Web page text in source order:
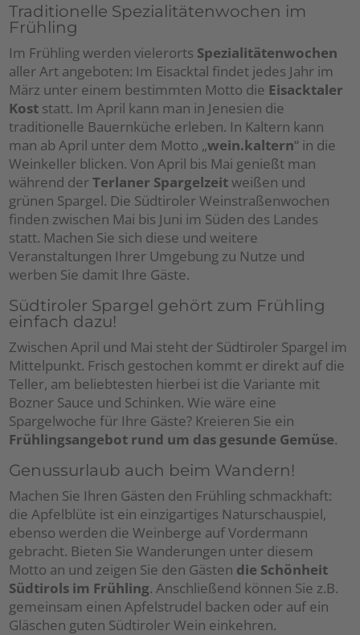
Traditionelle Spezialitätenwochen im
Frühling
Im Frühling werden vielerorts Spezialitätenwochen
aller Art angeboten: Im Eisacktal findet jedes Jahr im
März unter einem bestimmten Motto die Eisacktaler
Kost statt. Im April kann man in Jenesien die
traditionelle Bauernküche erleben. In Kaltern kann
man ab April unter dem Motto „wein.kaltern“ in die
Weinkeller blicken. Von April bis Mai genießt man
während derTerlaner Spargelzeitweißen und
grünen Spargel. Die Südtiroler Weinstraßenwochen
finden zwischen Mai bis Juni im Süden des Landes
statt. Machen Sie sich diese und weitere
Veranstaltungen Ihrer Umgebung zu Nutze und
werben Sie damit Ihre Gäste.
Südtiroler Spargel gehört zum Frühling
einfach dazu!
Zwischen April und Mai steht der Südtiroler Spargel im
Mittelpunkt. Frisch gestochen kommt er direkt auf die
Teller, am beliebtesten hierbei ist die Variante mit
Bozner Sauce und Schinken. Wie wäre eine
Spargelwoche für Ihre Gäste? Kreieren Sie ein
Frühlingsangebot rund um das gesunde Gemüse.
Genussurlaub auch beim Wandern!
Machen Sie Ihren Gästen den Frühling schmackhaft:
die Apfelblüte ist ein einzigartiges Naturschauspiel,
ebenso werden die Weinberge auf Vordermann
gebracht. Bieten Sie Wanderungen unter diesem
Motto an und zeigen Sie den Gästen die Schönheit
Südtirols im Frühling. Anschließend können Sie z.B.
gemeinsam einen Apfelstrudel backen oder auf ein
Gläschen guten Südtiroler Wein einkehren.